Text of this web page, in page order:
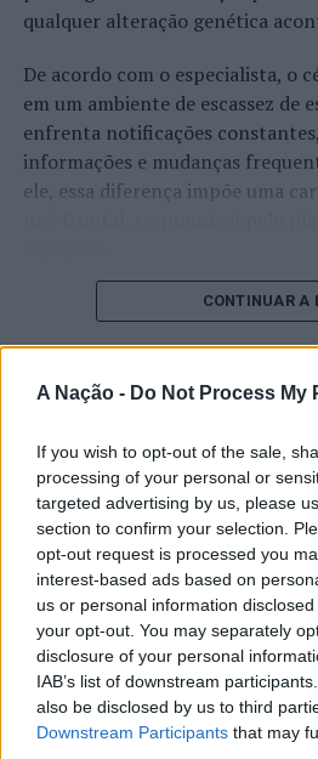
A Nação - Do Not Process My
If you wish to opt-out of the sale,
processing of your personal or
targeted advertising by us, please
section to confirm your selection.
opt-out request is processed you
interest-based ads based on
us or personal information
your opt-out. You may separately
disclosure of your personal
IAB’s list of downstream
also be disclosed by us to third
Downstream Participants that may
qualquer alteração genética
De acordo com o especialista, o
em um ambiente de escassez de
enfrenta notificações
informações e mudanças
ele, essa diferença impõe uma
O pesquisador afirma que
manter a atenção e a
aumentam a sensação de
prolongado pode elevar os
prejudicar o desempenho
Fabiano de Abreu Agrela
evidências de que o ambiente
genéticas na espécie humana. A
afirma, ocorre por meio da
pelo qual os circuitos neurais se
resposta às experiências.
CONTINUAR A
ATUALIDADE
“Millennium Estoril
regressou ao
vitória do francês
Publicado 2 dias atrás on 07/08/
Ígor Lopes
O “Millennium Estoril Open
dias 18 e 26 de julho, no Clube